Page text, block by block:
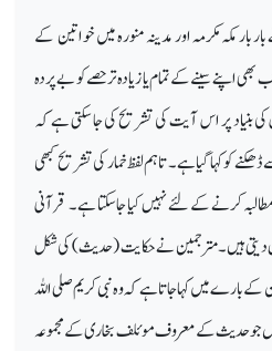
مکہ مکرمہ اور مدینہ منورہ میں خواتین کے
اپنے سینے کے تمام یا زیادہ تر حصے کو بے پردہ
بنیاد پر اس آیت کی تشریح کی جا سکتی ہے کہ
کو کہا گیاہے۔ تاہم لفظ خمار کی تشریح کبھی
کرنے کے لئے نہیں کیا جا سکتا ہے۔ قرآنی
ہیں۔ مترجمین نے حکایت (حدیث ) کی شکل
کے بارے میں کہا جاتا ہے کہ وہ نبی کریم صلی اللہ
جو حدیث کے معروف موئلف بخاری کے مجموعہ